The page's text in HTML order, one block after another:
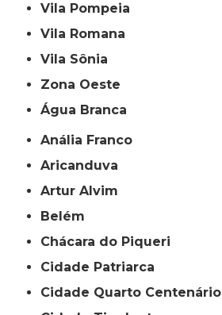
Vila Pompeia
Vila Romana
Vila Sônia
Zona Oeste
Água Branca
Anália Franco
Aricanduva
Artur Alvim
Belém
Chácara do Piqueri
Cidade Patriarca
Cidade Quarto Centenário